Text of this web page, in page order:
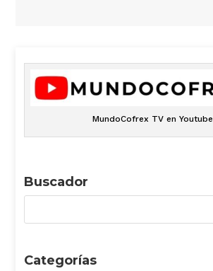
MundoCofrex TV en Youtube
Buscador
Categorías